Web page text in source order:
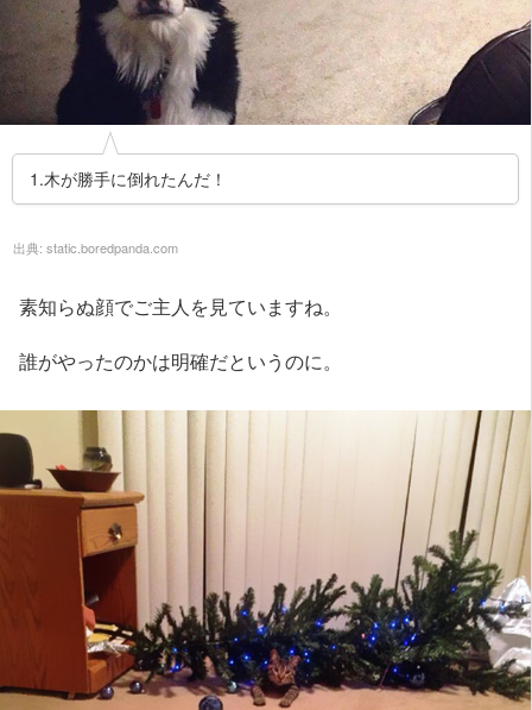
1.木が勝手に倒れたんだ！
出典: static.boredpanda.com
素知らぬ顔でご主人を見ていますね。
誰がやったのかは明確だというのに。